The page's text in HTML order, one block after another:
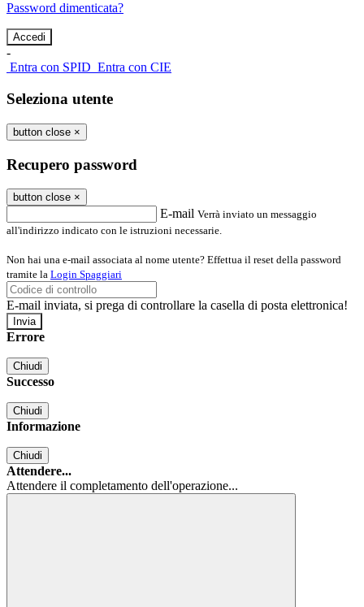
Password dimenticata?
-
Entra con SPID Entra con CIE
Seleziona utente
button close ×
Recupero password
button close ×
E-mail Verrà inviato un messaggio
all'indirizzo indicato con le istruzioni necessarie.
Non hai una e-mail associata al nome utente? Effettua il reset della password
tramite la Login Spaggiari
E-mail inviata, si prega di controllare la casella di posta elettronica!
Errore
Chiudi
Successo
Chiudi
Informazione
Chiudi
Attendere...
Attendere il completamento dell'operazione...